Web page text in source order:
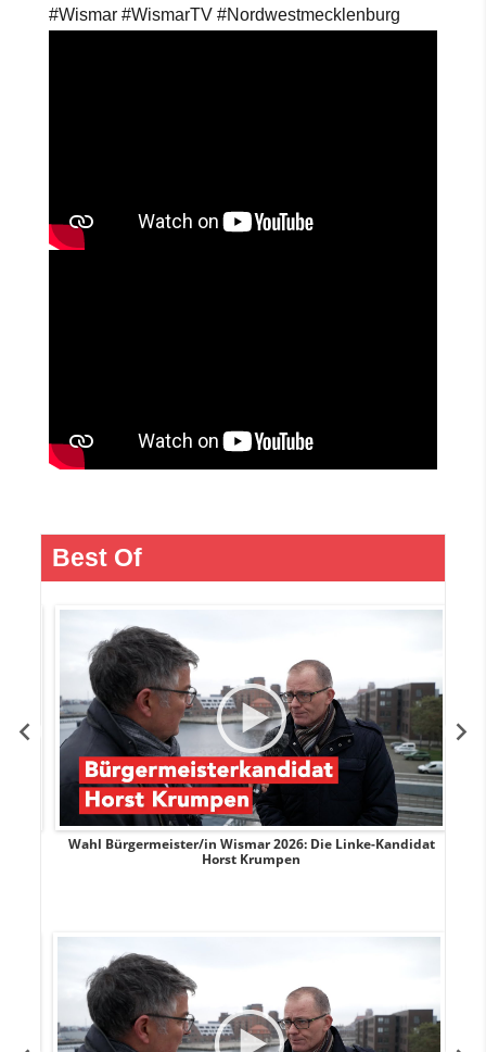
#Wismar #WismarTV #Nordwestmecklenburg
Best Of
Wahl Bürgermeister/in Wismar 2026: Die Linke-Kandidat
Horst Krumpen